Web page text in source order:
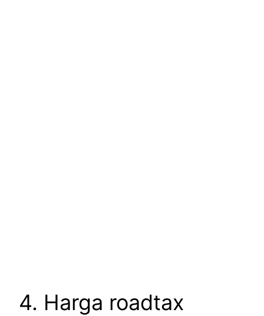
4. Harga roadtax